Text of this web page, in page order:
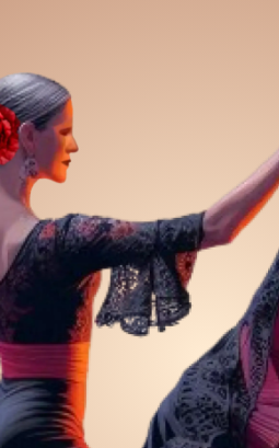
La Vida